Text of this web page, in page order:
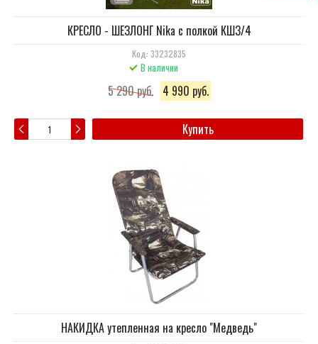
КРЕСЛО - ШЕЗЛОНГ Nika с полкой КШ3/4
Код: 33232835
В наличии
5 290 руб. 4 990 руб.
Купить
НАКИДКА утепленная на кресло "Медведь"